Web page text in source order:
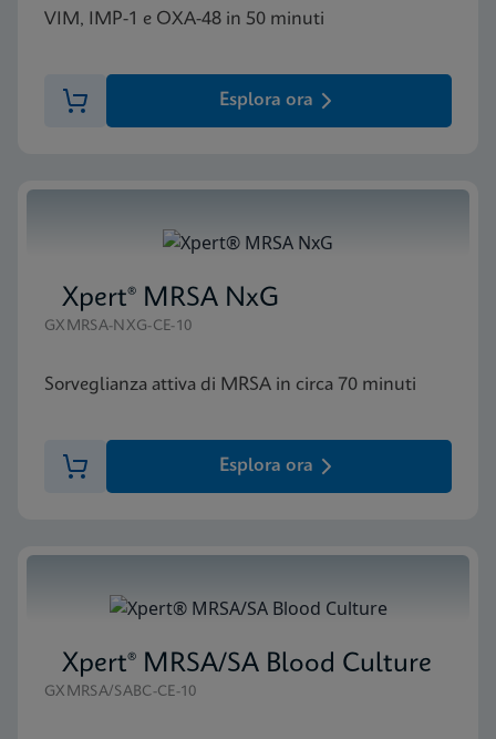
VIM, IMP-1 e OXA-48 in 50 minuti
Esplora ora
Xpert® MRSA NxG
GXMRSA-NXG-CE-10
Sorveglianza attiva di MRSA in circa 70 minuti
Esplora ora
Xpert® MRSA/SA Blood Culture
GXMRSA/SABC-CE-10